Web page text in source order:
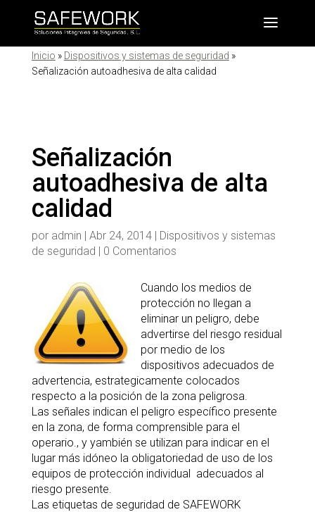
Inicio » Dispositivos y sistemas de seguridad »
Señalización autoadhesiva de alta calidad
Señalización
autoadhesiva de alta
calidad
por admin | Abr 24, 2014| Dispositivos y sistemas
de seguridad | 0 Comentarios
Cuando los medios de
protección no llegan a
eliminar un peligro, debe
advertirse del riesgo residual
por medio de los
dispositivos adecuados de
advertencia, estrategicamente colocados
respecto a la posición de la zona peligrosa.
Las señales indican el peligro específico presente
en la zona, de forma comprensible para el
operario., y yambién se utilizan para indicar en el
lugar más idóneo la obligatoriedad de uso de los
equipos de protección individual adecuados al
riesgo presente.
Las etiquetas de seguridad de SAFEWORK